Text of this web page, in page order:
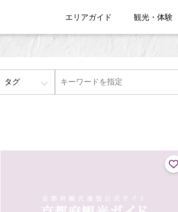
エリアガイド 観光・体験
タグ